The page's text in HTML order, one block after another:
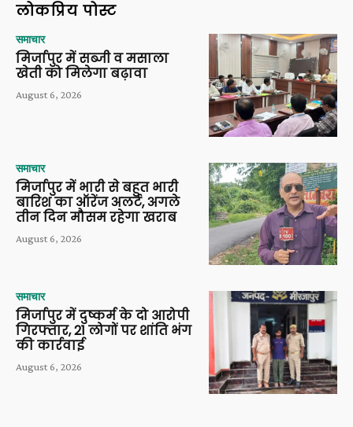
लोकप्रिय पोस्ट
समाचार
मिर्जापुर में सब्जी व मसाला
खेती को मिलेगा बढ़ावा
August 6, 2026
समाचार
मिर्जापुर में भारी से बहुत भारी
बारिश का ऑरेंज अलर्ट, अगले
तीन दिन मौसम रहेगा खराब
August 6, 2026
समाचार
मिर्जापुर में दुष्कर्म के दो आरोपी
गिरफ्तार, 21 लोगों पर शांति भंग
की कार्रवाई
August 6, 2026